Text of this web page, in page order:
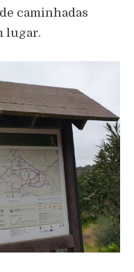
caminhadas
lugar.